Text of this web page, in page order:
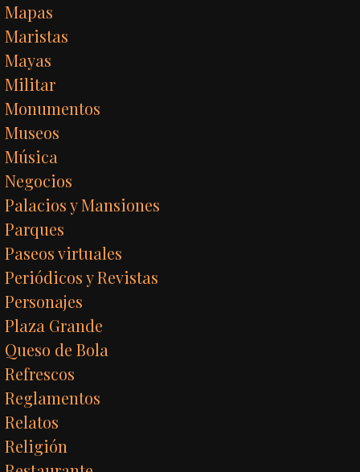
Mapas
Maristas
Mayas
Militar
Monumentos
Museos
Música
Negocios
Palacios y Mansiones
Parques
Paseos virtuales
Periódicos y Revistas
Personajes
Plaza Grande
Queso de Bola
Refrescos
Reglamentos
Relatos
Religión